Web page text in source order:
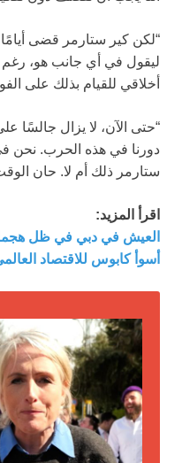
“لكن كير ستارمر قضى
ليقول في أي جانب هو، رغم
أخلاقي للقيام بذلك على
“حتى الآن، لا يزال جالسًا
دورنا في هذه الحرب. نحن
ستارمر ذلك أم لا. حان
اقرأ المزيد:
العيش في دبي في ظل
أسوأ كابوس للاقتصاد